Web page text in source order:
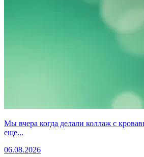
Мы вчера когда делали коллаж с
еще...
06.08.2026